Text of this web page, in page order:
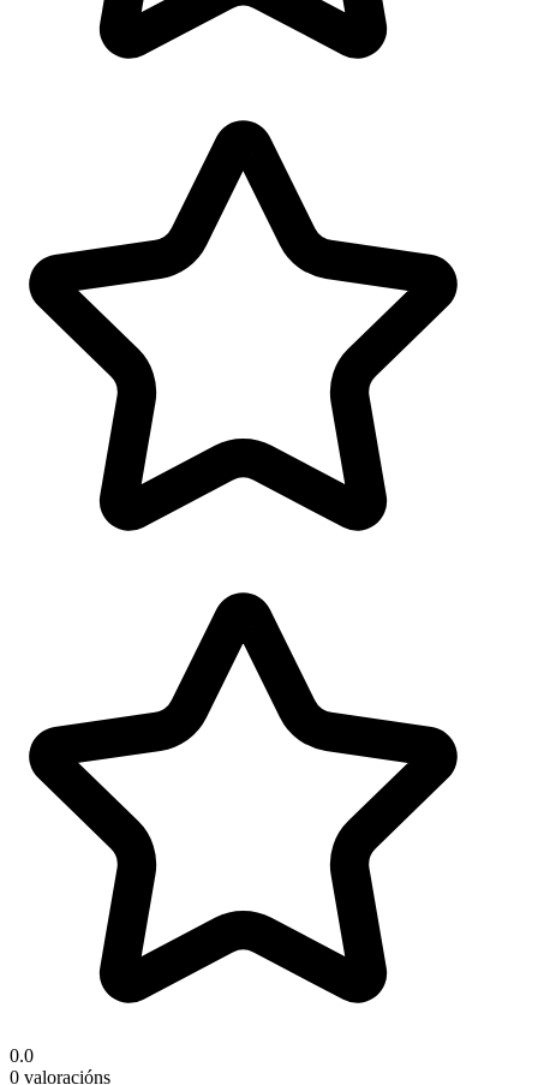
0.0
0 valoracións